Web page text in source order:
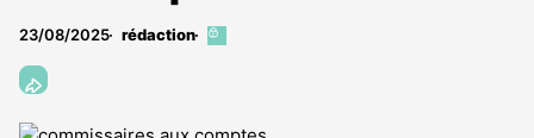
23/08/2025 rédaction
Cet
aux